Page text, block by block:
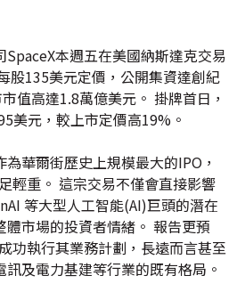
本週五在美國納斯達克交易
股135美元定價，公開集資達創紀
值高達1.8萬億美元。 掛牌首日，
美元，較上市定價高19%。
華爾街歷史上規模最大的IPO，
輕重。 這宗交易不僅會直接影響
等大型人工智能(AI)巨頭的潛在
市場的投資者情緒。 報告更預
功執行其業務計劃，長遠而言甚至
及電力基建等行業的既有格局。